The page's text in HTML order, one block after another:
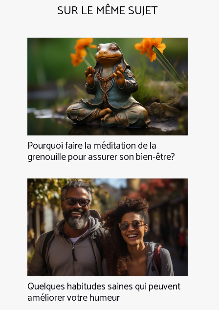
SUR LE MÊME SUJET
Pourquoi faire la méditation de la
grenouille pour assurer son bien-être?
Quelques habitudes saines qui peuvent
améliorer votre humeur